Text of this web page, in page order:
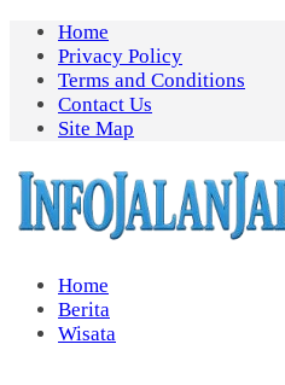
Skip
content
Home
Privacy Policy
Terms and Conditions
Contact Us
Site Map
Home
Berita
Wisata